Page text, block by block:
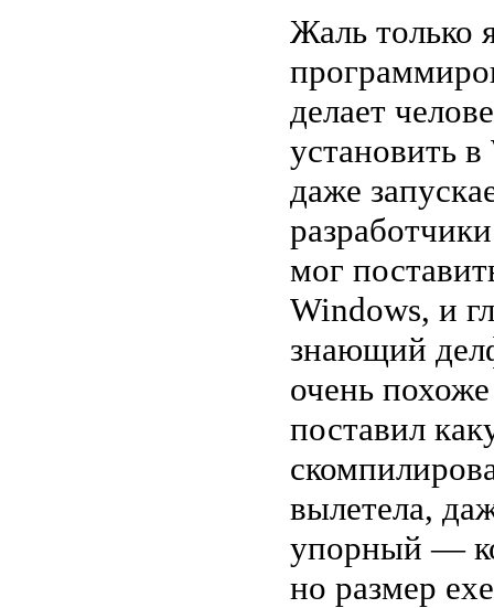
Жаль только
делает
установить
даже
мог
Windows, и
знающий
очень
поставил
вылетела,
упорный —
но размер